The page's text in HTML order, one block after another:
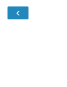
‹